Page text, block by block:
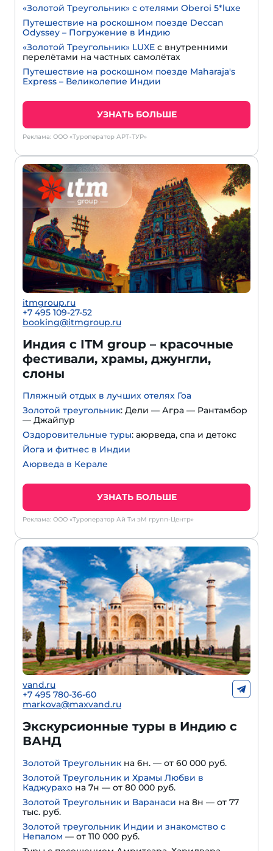
«Золотой Треугольник» с отелями Oberoi 5*luxe
Путешествие на роскошном поезде Deccan
Odyssey – Погружение в Индию
«Золотой Треугольник» LUXE с внутренними
перелётами на частных самолётах
Путешествие на роскошном поезде Maharaja's
Express – Великолепие Индии
УЗНАТЬ БОЛЬШЕ
Реклама: ООО «Туроператор АРТ-ТУР»
itmgroup.ru
+7 495 109-27-52
booking@itmgroup.ru
Индия с ITM group – красочные
фестивали, храмы, джунгли,
слоны
Пляжный отдых в лучших отелях Гоа
Золотой треугольник: Дели — Агра — Рантамбор
— Джайпур
Оздоровительные туры: аюрведа, спа и детокс
Йога и фитнес в Индии
Аюрведа в Керале
УЗНАТЬ БОЛЬШЕ
Реклама: ООО «Туроператор Ай Ти эМ групп-Центр»
vand.ru
+7 495 780-36-60
markova@maxvand.ru
Экскурсионные туры в Индию с
ВАНД
Золотой Треугольник на 6н. — от 60 000 руб.
Золотой Треугольник и Храмы Любви в
Каджурахо на 7н — от 80 000 руб.
Золотой Треугольник и Варанаси на 8н — от 77
тыс. руб.
Золотой треугольник Индии и знакомство с
Непалом — от 110 000 руб.